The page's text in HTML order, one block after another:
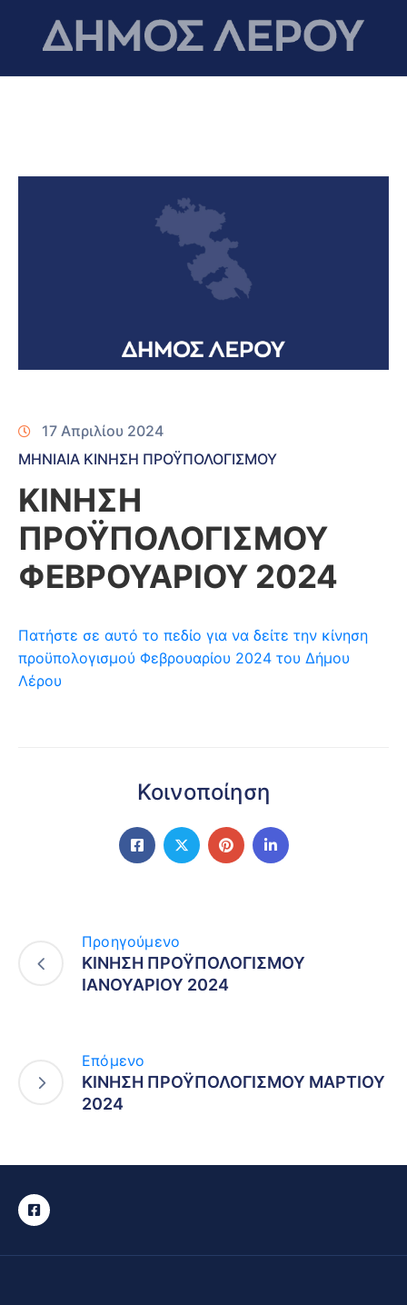
17 Απριλίου 2024
ΜΗΝΙΑΙΑ ΚΙΝΗΣΗ ΠΡΟΫΠΟΛΟΓΙΣΜΟΥ
ΚΙΝΗΣΗ
ΠΡΟΫΠΟΛΟΓΙΣΜΟΥ
ΦΕΒΡΟΥΑΡΙΟΥ 2024
Πατήστε σε αυτό το πεδίο για να δείτε την κίνηση
προϋπολογισμού Φεβρουαρίου 2024 του Δήμου
Λέρου
Κοινοποίηση
Προηγούμενο
ΚΙΝΗΣΗ ΠΡΟΫΠΟΛΟΓΙΣΜΟΥ
ΙΑΝΟΥΑΡΙΟΥ 2024
Επόμενο
ΚΙΝΗΣΗ ΠΡΟΫΠΟΛΟΓΙΣΜΟΥ ΜΑΡΤΙΟΥ
2024